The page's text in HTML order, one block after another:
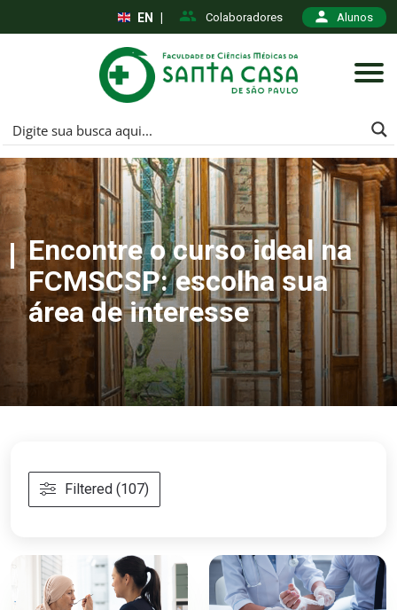
Colaboradores Alunos
EN
Encontre o curso ideal na
FCMSCSP: escolha sua
área de interesse
Filtered (107)